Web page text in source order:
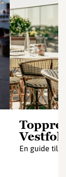
En guide til